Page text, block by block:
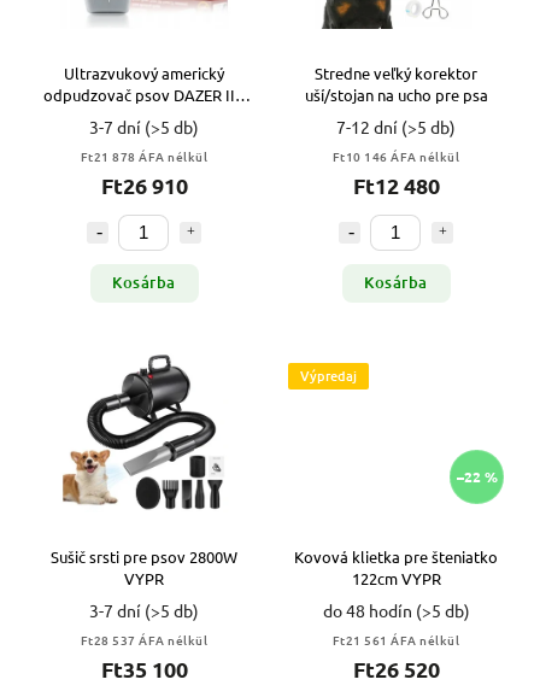
Ultrazvukový americký
odpudzovač psov DAZER II s
9V batériou VYPR
3-7 dní (>5 db)
Ft21 878 ÁFA nélkül
Ft26 910
Kosárba
Stredne veľký korektor
uší/stojan na ucho pre psa
7-12 dní (>5 db)
Ft10 146 ÁFA nélkül
Ft12 480
Kosárba
Sušič srsti pre psov 2800W
VYPR
3-7 dní (>5 db)
Ft28 537 ÁFA nélkül
Ft35 100
Výpredaj
–22 %
Kovová klietka pre šteniatko
122cm VYPR
do 48 hodín (>5 db)
Ft21 561 ÁFA nélkül
Ft26 520